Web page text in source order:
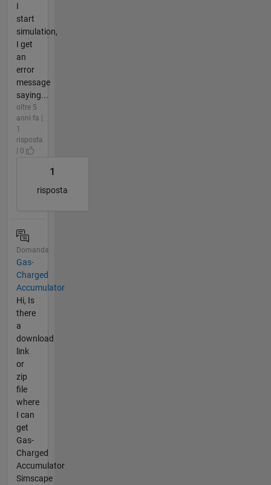
I
start
simulation,
I get
an
error
message
saying...
oltre 5
anni fa |
1
risposta
| 0
1
risposta
Domanda
Gas-
Charged
Accumulator
Hi, Is
there
a
download
link
or
zip
file
where
I can
get
Gas-
Charged
Accumulator
Simscape